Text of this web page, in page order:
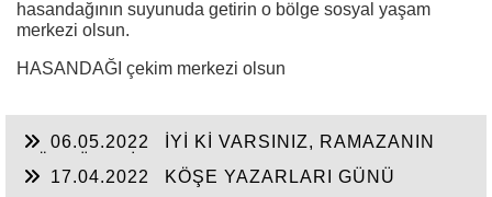
hasandağının suyunuda getirin o bölge sosyal yaşam
merkezi olsun.
HASANDAĞI çekim merkezi olsun
06.05.2022
İYİ Kİ VARSINIZ, RAMAZANIN
17.04.2022
KÖŞE YAZARLARI GÜNÜ